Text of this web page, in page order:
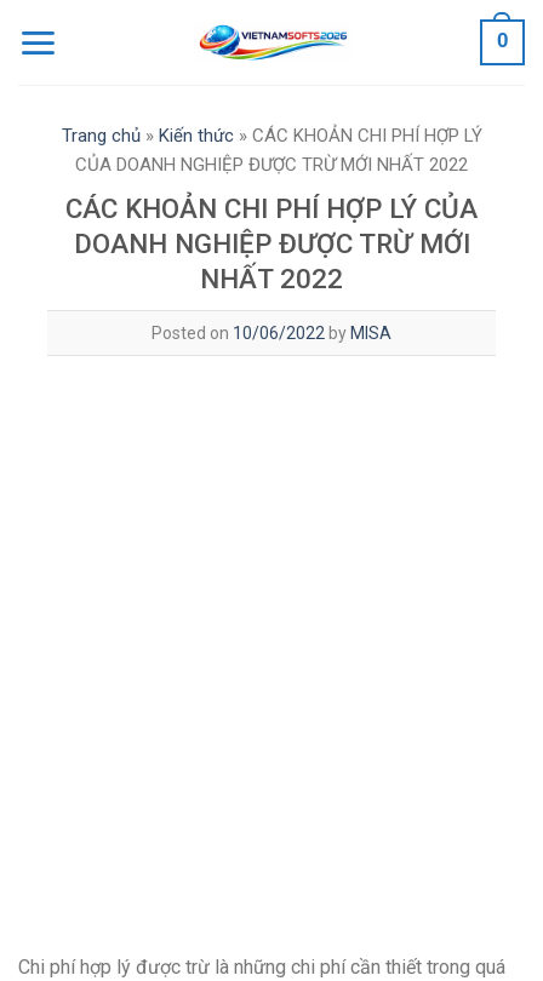
0
Trang chủ» Kiến thức» CÁC KHOẢN CHI PHÍ HỢP LÝ
CỦA DOANH NGHIỆP ĐƯỢC TRỪ MỚI NHẤT 2022
CÁC KHOẢN CHI PHÍ HỢP LÝ CỦA
DOANH NGHIỆP ĐƯỢC TRỪ MỚI
NHẤT 2022
Posted on 10/06/2022 by MISA
Chi phí hợp lý được trừ là những chi phí cần thiết trong quá